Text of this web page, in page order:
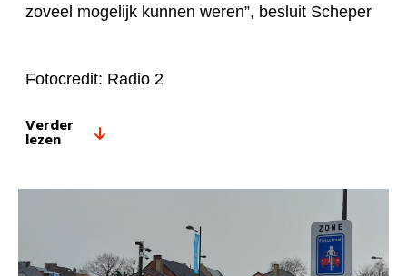
zoveel mogelijk kunnen weren”, besluit Scheper
Fotocredit: Radio 2
Verder
lezen